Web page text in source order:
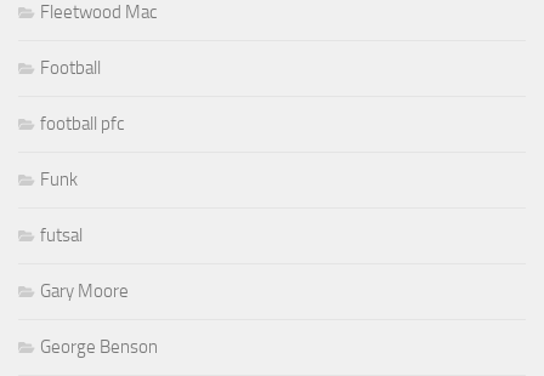
Fleetwood Mac
Football
football pfc
Funk
futsal
Gary Moore
George Benson